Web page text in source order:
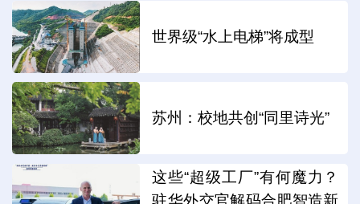
世界级“水上电梯”将成型
苏州：校地共创“同里诗光”
这些“超级工厂”有何魔力？
驻华外交官解码合肥智造新